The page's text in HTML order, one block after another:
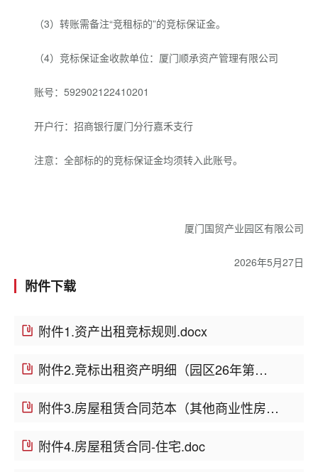
（3）转账需备注“竞租标的”的竞标保证金。
（4）竞标保证金收款单位：厦门顺承资产管理有限公司
账号：592902122410201
开户行：招商银行厦门分行嘉禾支行
注意：全部标的的竞标保证金均须转入此账号。
厦门国贸产业园区有限公司
2026年5月27日
附件下载
附件1.资产出租竞标规则.docx
附件2.竞标出租资产明细（园区26年第十八批）.xls
附件3.房屋租赁合同范本（其他商业性房产）.docx
附件4.房屋租赁合同-住宅.doc